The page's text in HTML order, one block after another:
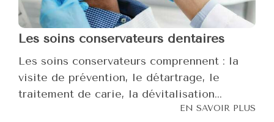
Les soins conservateurs dentaires
Les soins conservateurs comprennent : la
visite de prévention, le détartrage, le
traitement de carie, la dévitalisation...
EN SAVOIR PLUS